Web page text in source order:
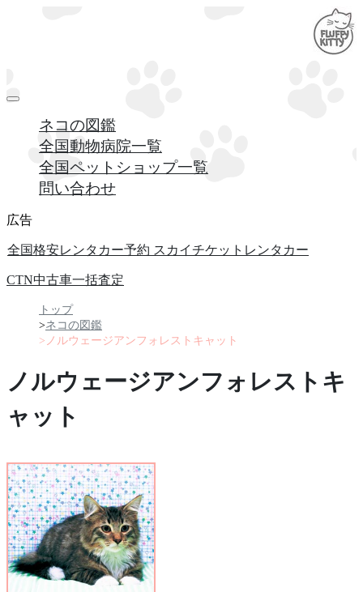
ネコの図鑑
全国動物病院一覧
全国ペットショップ一覧
問い合わせ
広告
全国格安レンタカー予約 スカイチケットレンタカー
CTN中古車一括査定
トップ
ネコの図鑑
ノルウェージアンフォレストキャット
ノルウェージアンフォレストキ
ャット